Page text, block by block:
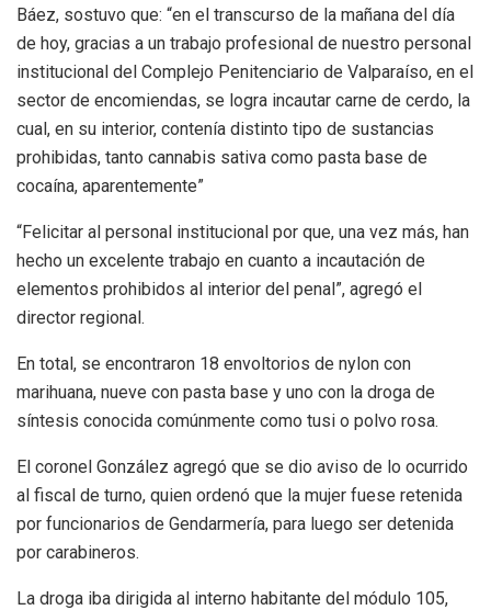
Báez, sostuvo que: “en el transcurso de la mañana del día
de hoy, gracias a un trabajo profesional de nuestro personal
institucional del Complejo Penitenciario de Valparaíso, en el
sector de encomiendas, se logra incautar carne de cerdo, la
cual, en su interior, contenía distinto tipo de sustancias
prohibidas, tanto cannabis sativa como pasta base de
cocaína, aparentemente”
“Felicitar al personal institucional por que, una vez más, han
hecho un excelente trabajo en cuanto a incautación de
elementos prohibidos al interior del penal”, agregó el
director regional.
En total, se encontraron 18 envoltorios de nylon con
marihuana, nueve con pasta base y uno con la droga de
síntesis conocida comúnmente como tusi o polvo rosa.
El coronel González agregó que se dio aviso de lo ocurrido
al fiscal de turno, quien ordenó que la mujer fuese retenida
por funcionarios de Gendarmería, para luego ser detenida
por carabineros.
La droga iba dirigida al interno habitante del módulo 105,